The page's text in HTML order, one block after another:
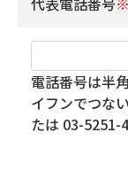
電話番号は半
イフンでつな
たは 03-5251-